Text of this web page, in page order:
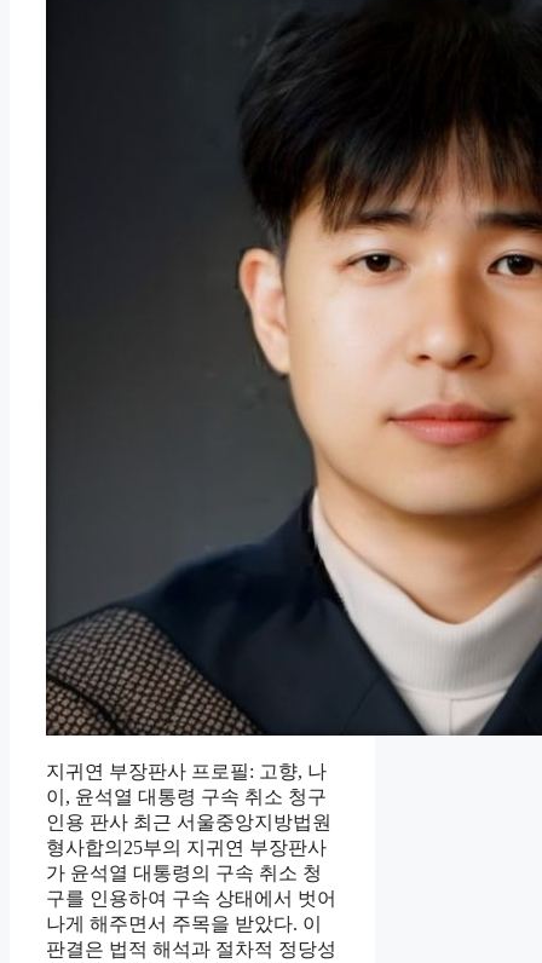
지귀연 부장판사 프로필: 고향, 나
이, 윤석열 대통령 구속 취소 청구
인용 판사 최근 서울중앙지방법원
형사합의25부의 지귀연 부장판사
가 윤석열 대통령의 구속 취소 청
구를 인용하여 구속 상태에서 벗어
나게 해주면서 주목을 받았다. 이
판결은 법적 해석과 절차적 정당성